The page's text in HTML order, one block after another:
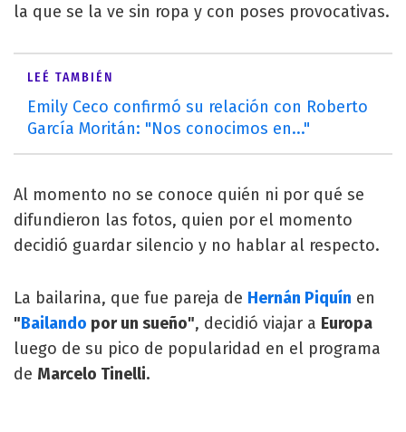
la que se la ve sin ropa y con poses provocativas.
LEÉ TAMBIÉN
Emily Ceco confirmó su relación con Roberto
García Moritán: "Nos conocimos en..."
Al momento no se conoce quién ni por qué se
difundieron las fotos, quien por el momento
decidió guardar silencio y no hablar al respecto.
La bailarina, que fue pareja de Hernán Piquín en
"Bailando por un sueño", decidió viajar a Europa
luego de su pico de popularidad en el programa
de Marcelo Tinelli.